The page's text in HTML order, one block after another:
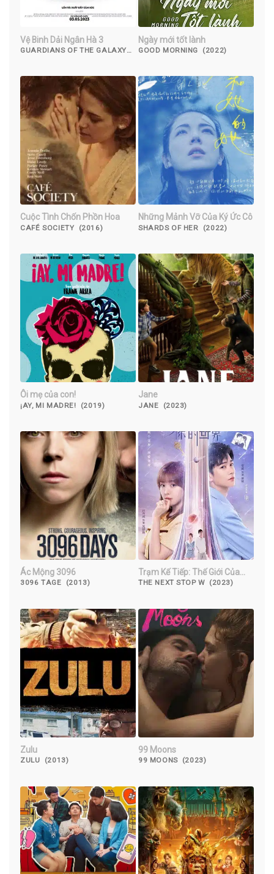
Vệ Binh Dải Ngân Hà 3
GUARDIANS OF THE GALAXY
Ngày mới tốt lành
GOOD MORNING (2022)
Cuộc Tình Chốn Phồn Hoa
CAFÉ SOCIETY (2016)
Những Mảnh Vỡ Của Ký Ức Cô
SHARDS OF HER (2022)
Ôi mẹ của con!
¡AY, MI MADRE! (2019)
Jane
JANE (2023)
Ác Mộng 3096
3096 TAGE (2013)
Trạm Kế Tiếp: Thế Giới Của
Anh
THE NEXT STOP W (2023)
Zulu
ZULU (2013)
99 Moons
99 MOONS (2023)